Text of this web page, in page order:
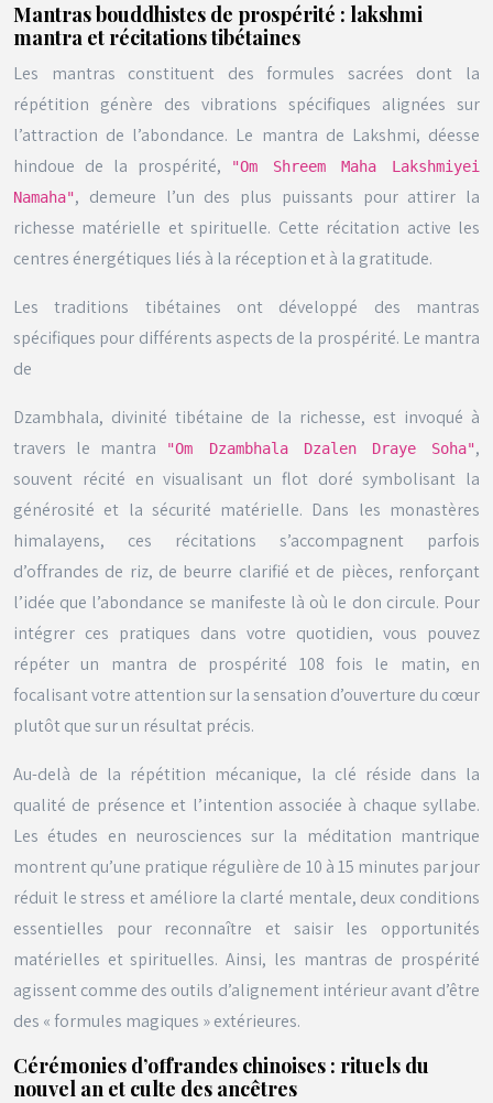
Mantras bouddhistes de prospérité : lakshmi
mantra et récitations tibétaines
Les mantras constituent des formules sacrées dont la
répétition génère des vibrations spécifiques alignées sur
l’attraction de l’abondance. Le mantra de Lakshmi, déesse
hindoue de la prospérité,
"Om Shreem Maha Lakshmiyei
Namaha", demeure l’un des plus puissants pour attirer la
richesse matérielle et spirituelle. Cette récitation active les
centres énergétiques liés à la réception et à la gratitude.
Les traditions tibétaines ont développé des mantras
spécifiques pour différents aspects de la prospérité. Le mantra
de
Dzambhala, divinité tibétaine de la richesse, est invoqué à
travers le mantra
"Om Dzambhala Dzalen Draye Soha",
souvent récité en visualisant un flot doré symbolisant la
générosité et la sécurité matérielle. Dans les monastères
himalayens, ces récitations s’accompagnent parfois
d’offrandes de riz, de beurre clarifié et de pièces, renforçant
l’idée que l’abondance se manifeste là où le don circule. Pour
intégrer ces pratiques dans votre quotidien, vous pouvez
répéter un mantra de prospérité 108 fois le matin, en
focalisant votre attention sur la sensation d’ouverture du cœur
plutôt que sur un résultat précis.
Au-delà de la répétition mécanique, la clé réside dans la
qualité de présence et l’intention associée à chaque syllabe.
Les études en neurosciences sur la méditation mantrique
montrent qu’une pratique régulière de 10 à 15 minutes par jour
réduit le stress et améliore la clarté mentale, deux conditions
essentielles pour reconnaître et saisir les opportunités
matérielles et spirituelles. Ainsi, les mantras de prospérité
agissent comme des outils d’alignement intérieur avant d’être
des « formules magiques » extérieures.
Cérémonies d’offrandes chinoises : rituels du
nouvel an et culte des ancêtres